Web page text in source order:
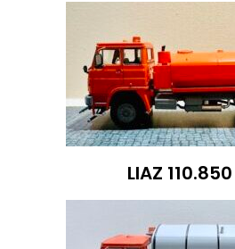
LIAZ